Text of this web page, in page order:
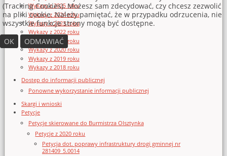
Wykazy z 2025 roku
Wykazy z 2024 roku
Wykazy z 2023 roku
Wykazy z 2022 roku
Wykazy z 2021 roku
Wykazy z 2020 roku
Wykazy z 2019 roku
Wykazy z 2018 roku
Dostęp do informacji publicznej
Ponowne wykorzystanie informacji publicznej
Skargi i wnioski
Petycje
Petycje skierowane do Burmistrza Olsztynka
Petycje z 2020 roku
Petycja dot. poprawy infrastruktury drogi gminnej nr
281409_5.0014
(Tracking Cookies). Możesz sam zdecydować, czy chcesz zezwolić
na pliki cookie. Należy pamiętać, że w przypadku odrzucenia, nie
wszystkie funkcje strony mogą być dostępne.
OK
ODMAWIAĆ